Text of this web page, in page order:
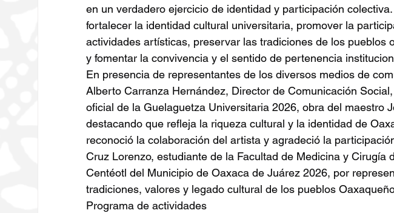
en un verdadero ejercicio de identidad y participación
fortalecer la identidad cultural universitaria, promover la
actividades artísticas, preservar las tradiciones de los pueblos
y fomentar la convivencia y el sentido de pertenencia
En presencia de representantes de los diversos medios de
Alberto Carranza Hernández, Director de Comunicación
oficial de la Guelaguetza Universitaria 2026, obra del maestro
destacando que refleja la riqueza cultural y la identidad de
reconoció la colaboración del artista y agradeció la
Cruz Lorenzo, estudiante de la Facultad de Medicina y Cirugía
Centéotl del Municipio de Oaxaca de Juárez 2026, por
tradiciones, valores y legado cultural de los pueblos
Programa de actividades